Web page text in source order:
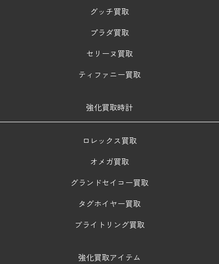
グッチ買取
プラダ買取
セリーヌ買取
ティファニー買取
強化買取時計
ロレックス買取
オメガ買取
グランドセイコー買取
タグホイヤー買取
ブライトリング買取
強化買取アイテム